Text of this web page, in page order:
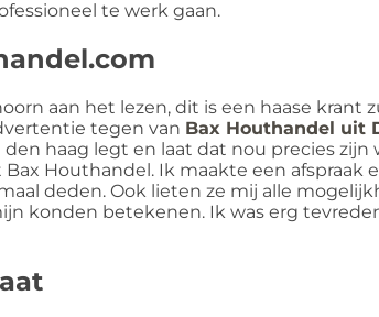
te werk gaan.
aan het lezen, dit is een haase krant
tegen van Bax Houthandel uit
haag legt en laat dat nou precies zijn
Houthandel. Ik maakte een afspraak
deden. Ook lieten ze mij alle
konden betekenen. Ik was erg